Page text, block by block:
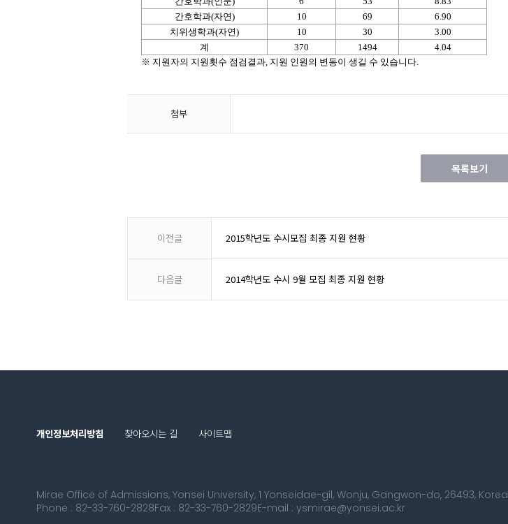
간호학과(자연)
10 69
6.90
치위생학과(자연)
10 30
3.00
계
370 1494
4.04
※ 지원자의 지원횟수 점검결과, 지원 인원의 변동이 생길 수 있습니다.
첨부
목록보기
이전글 2015학년도 수시모집 최종 지원 현황
다음글 2014학년도 수시 9월 모집 최종 지원 현황
개인정보처리방침 찾아오시는 길 사이트맵
Mirae Office of Admissions, Yonsei University, 1 Yonseidae-gil, Wonju, Gangwon-do, 26493, Korea
Phone : 82-33-760-2828Fax : 82-33-760-2829E-mail : ysmirae@yonsei.ac.kr